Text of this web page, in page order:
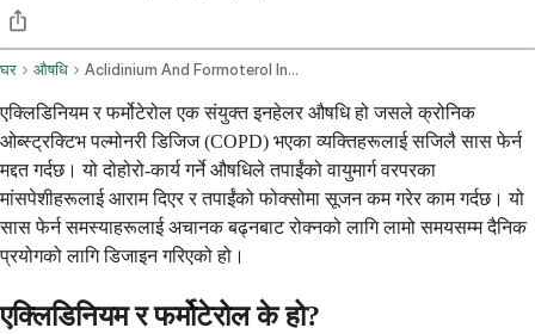
घर औषधि Aclidinium And Formoterol Inhalation Route
एक्लिडिनियम र फर्मोटेरोल एक संयुक्त इनहेलर औषधि हो जसले क्रोनिक
ओब्स्ट्रक्टिभ पल्मोनरी डिजिज (COPD) भएका व्यक्तिहरूलाई सजिलै सास फेर्न
मद्दत गर्दछ। यो दोहोरो-कार्य गर्ने औषधिले तपाईंको वायुमार्ग वरपरका
मांसपेशीहरूलाई आराम दिएर र तपाईंको फोक्सोमा सूजन कम गरेर काम गर्दछ। यो
सास फेर्न समस्याहरूलाई अचानक बढ्नबाट रोक्नको लागि लामो समयसम्म दैनिक
प्रयोगको लागि डिजाइन गरिएको हो।
एक्लिडिनियम र फर्मोटेरोल के हो?